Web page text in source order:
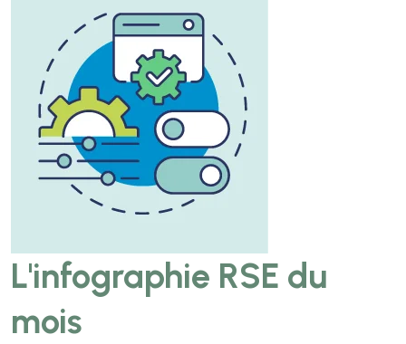
L'infographie RSE du
mois